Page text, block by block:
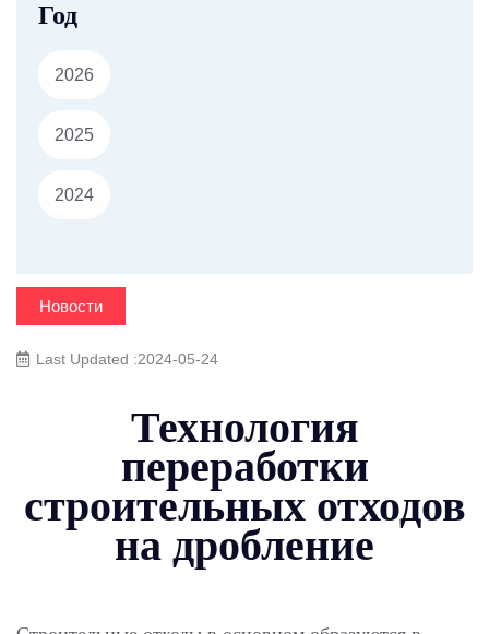
Год
2026
2025
2024
Новости
Last Updated :2024-05-24
Технология
переработки
строительных отходов
на дробление